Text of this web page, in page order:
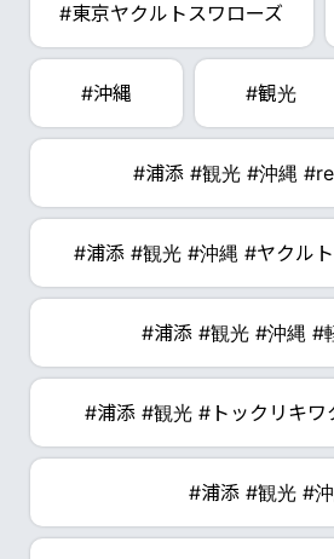
#東京ヤクルトスワローズ
#沖縄 #観光
#浦添 #観光 #沖縄
#浦添 #観光 #沖縄 #ヤクル
#浦添 #観光 #沖縄 #
#浦添 #観光 #トックリキ
#浦添 #観光 #